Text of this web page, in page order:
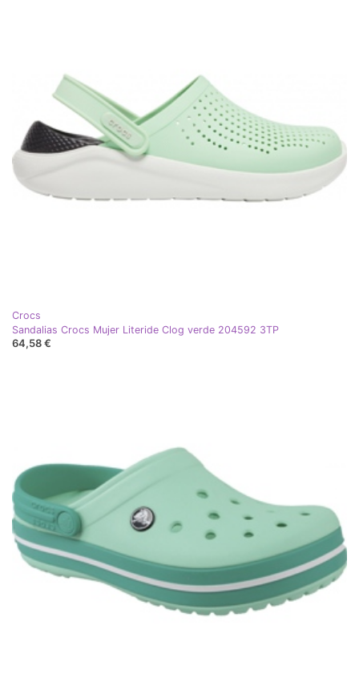
Crocs
Sandalias Crocs Mujer Literide Clog verde 204592 3TP
64,58 €